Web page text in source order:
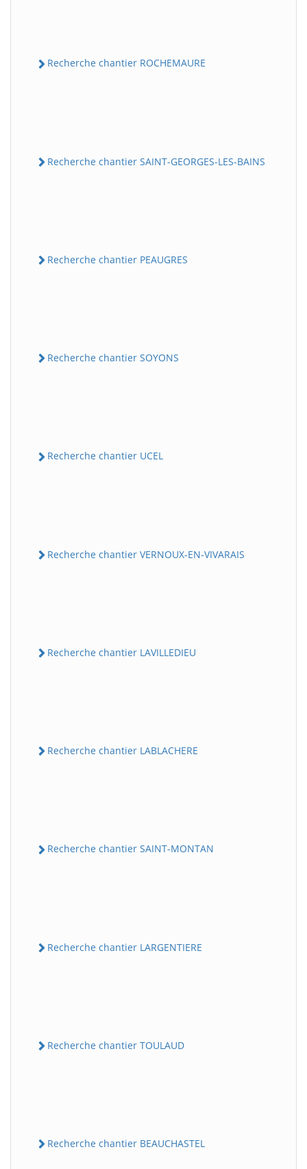
Recherche chantier ROCHEMAURE
Recherche chantier SAINT-GEORGES-LES-BAINS
Recherche chantier PEAUGRES
Recherche chantier SOYONS
Recherche chantier UCEL
Recherche chantier VERNOUX-EN-VIVARAIS
Recherche chantier LAVILLEDIEU
Recherche chantier LABLACHERE
Recherche chantier SAINT-MONTAN
Recherche chantier LARGENTIERE
Recherche chantier TOULAUD
Recherche chantier BEAUCHASTEL